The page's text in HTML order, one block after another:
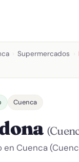
Supermercados
Cuenca
en Cuenca